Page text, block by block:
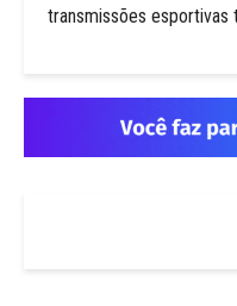
transmissões esportivas